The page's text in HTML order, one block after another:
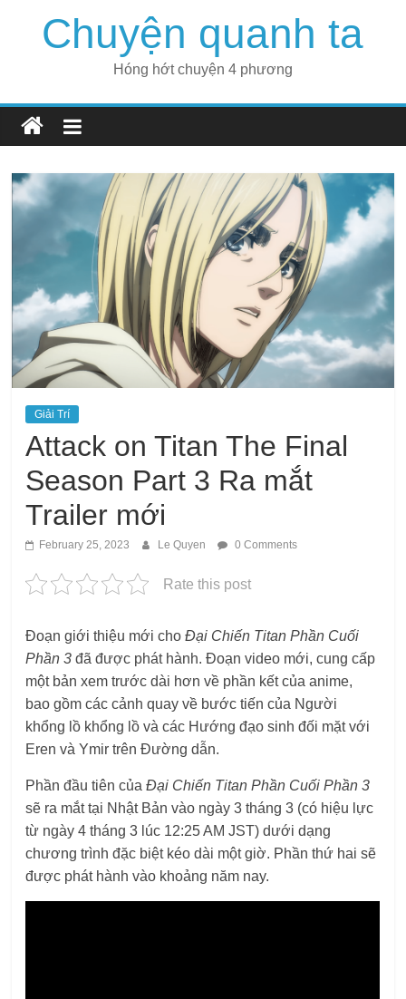
Chuyện quanh ta
Hóng hớt chuyện 4 phương
Giải Trí
Attack on Titan The Final
Season Part 3 Ra mắt
Trailer mới
February 25, 2023 Le Quyen 0 Comments
Rate this post
Đoạn giới thiệu mới choĐại Chiến Titan Phần Cuối
Phần 3 đã được phát hành. Đoạn video mới, cung cấp
một bản xem trước dài hơn về phần kết của anime,
bao gồm các cảnh quay về bước tiến của Người
khổng lồ khổng lồ và các Hướng đạo sinh đối mặt với
Eren và Ymir trên Đường dẫn.
Phần đầu tiên củaĐại Chiến Titan Phần Cuối Phần 3
sẽ ra mắt tại Nhật Bản vào ngày 3 tháng 3 (có hiệu lực
từ ngày 4 tháng 3 lúc 12:25 AM JST) dưới dạng
chương trình đặc biệt kéo dài một giờ. Phần thứ hai sẽ
được phát hành vào khoảng năm nay.